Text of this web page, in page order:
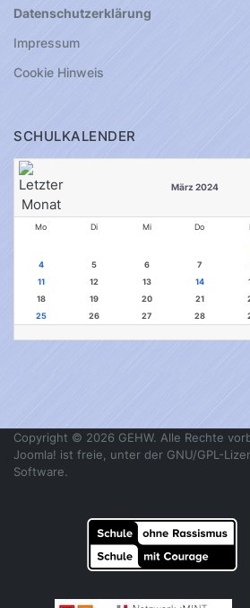
Datenschutzerklärung
Impressum
Cookie Hinweis
SCHULKALENDER
März 2024
Mo Di Mi Do
4
5 6 7
11
12 13 14
18
19 20 21
25
26 27 28
Copyright © 2026 GEHW. Alle Rechte
Joomla! ist freie, unter der GNU/GPL-
Software.